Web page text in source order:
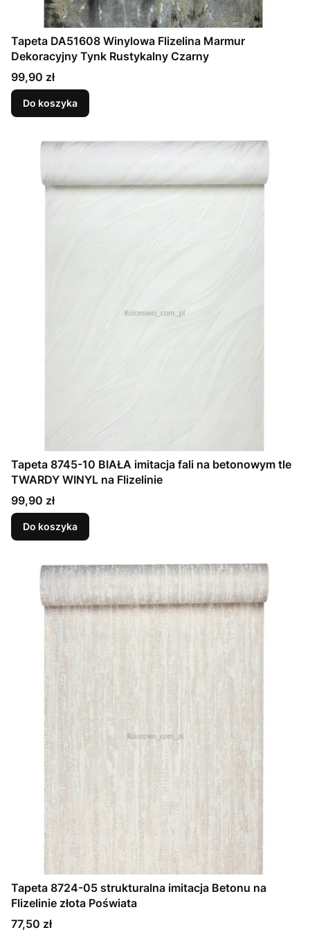
Tapeta DA51608 Winylowa Flizelina Marmur
Dekoracyjny Tynk Rustykalny Czarny
Cena
99,90 zł
Do koszyka
Tapeta 8745-10 BIAŁA imitacja fali na betonowym tle
TWARDY WINYL na Flizelinie
Cena
99,90 zł
Do koszyka
Tapeta 8724-05 strukturalna imitacja Betonu na
Flizelinie złota Poświata
Cena
77,50 zł